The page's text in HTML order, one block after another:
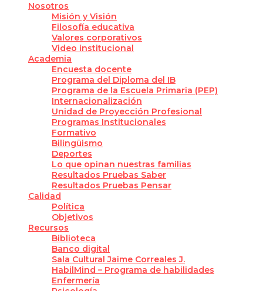
Nosotros
Misión y Visión
Filosofía educativa
Valores corporativos
Video institucional
Academia
Encuesta docente
Programa del Diploma del IB
Programa de la Escuela Primaria (PEP)
Internacionalización
Unidad de Proyección Profesional
Programas Institucionales
Formativo
Bilingüismo
Deportes
Lo que opinan nuestras familias
Resultados Pruebas Saber
Resultados Pruebas Pensar
Calidad
Política
Objetivos
Recursos
Biblioteca
Banco digital
Sala Cultural Jaime Correales J.
HabilMind – Programa de habilidades
Enfermería